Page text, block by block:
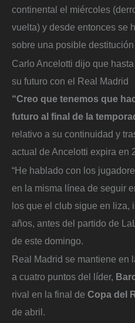
continental el miércoles
vuelta) y desde entonces se
sobre una posible
Carlo Ancelotti dijo que
su futuro con el Real Madrid
“Creo que tenemos que
futuro al final de la
relativo a su continuidad y
actual de Ancelotti expira en
“He hablado con los
en la misma línea de seguir
los que el club sigue en liza,
años, antes del partido de
de este domingo.
Real Madrid se mantiene en
a cuatro puntos del líder,
rival en la final de Copa del
de abril.